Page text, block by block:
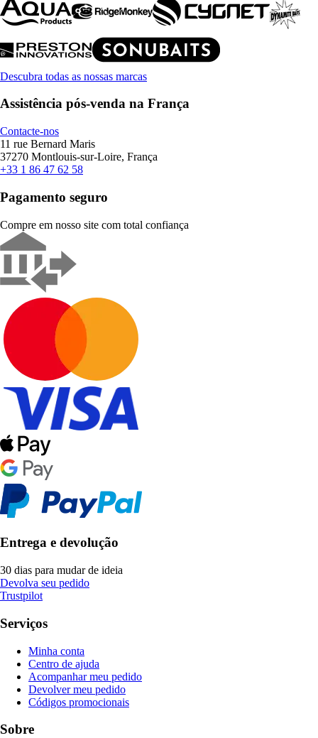
Descubra todas as nossas marcas
Assistência pós-venda na França
Contacte-nos
11 rue Bernard Maris
37270 Montlouis-sur-Loire, França
+33 1 86 47 62 58
Pagamento seguro
Compre em nosso site com total confiança
Entrega e devolução
30 dias para mudar de ideia
Devolva seu pedido
Trustpilot
Serviços
Minha conta
Centro de ajuda
Acompanhar meu pedido
Devolver meu pedido
Códigos promocionais
Sobre